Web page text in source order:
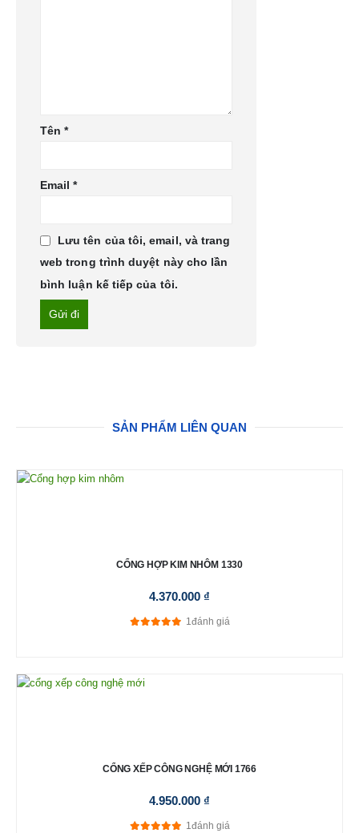
Tên*
Email*
Lưu tên của tôi, email, và trang
web trong trình duyệt này cho lần
bình luận kế tiếp của tôi.
SẢN PHẨM LIÊN QUAN
CỔNG HỢP KIM NHÔM 1330
4.370.000 ₫
1đánh giá
CỔNG XẾP CÔNG NGHỆ MỚI 1766
4.950.000 ₫
1 đánh giá